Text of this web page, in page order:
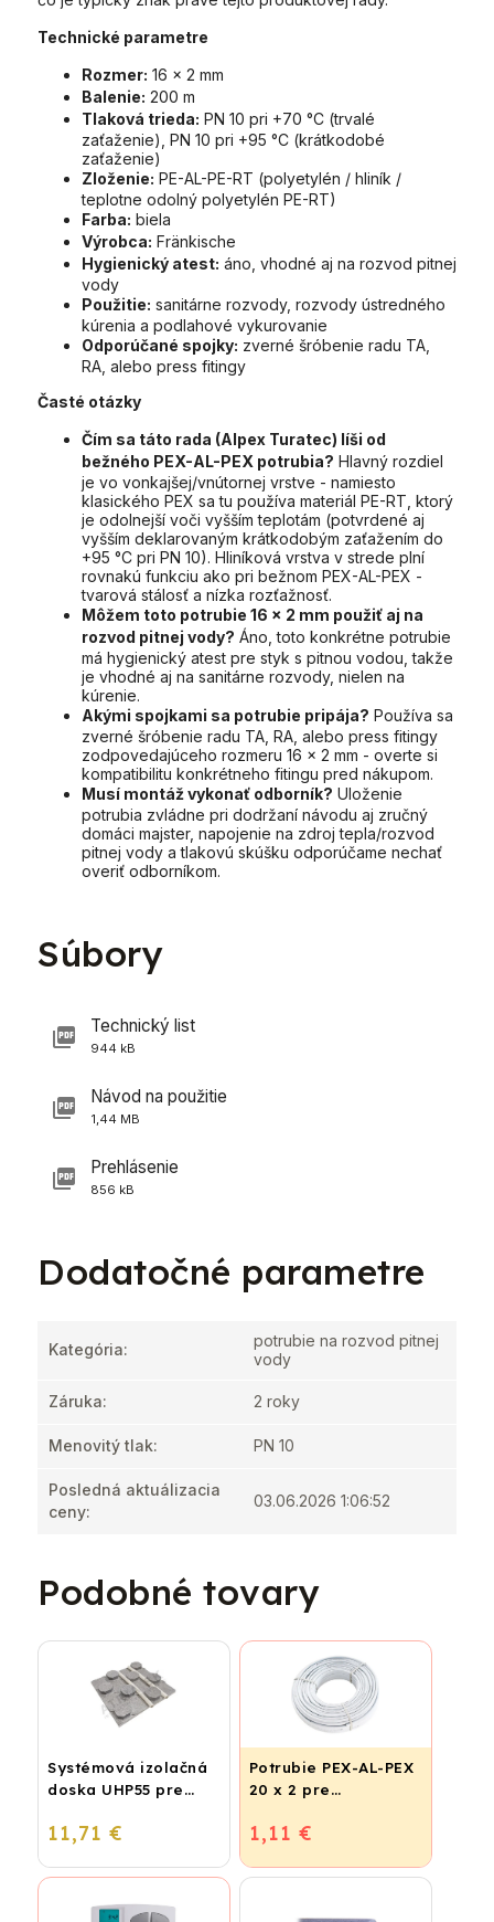
Technické parametre
Rozmer: 16 x 2 mm
Balenie: 200 m
Tlaková trieda: PN 10 pri +70 °C (trvalé
zaťaženie), PN 10 pri +95 °C (krátkodobé
zaťaženie)
Zloženie: PE-AL-PE-RT (polyetylén / hliník /
teplotne odolný polyetylén PE-RT)
Farba: biela
Výrobca: Fränkische
Hygienický atest: áno, vhodné aj na rozvod pitnej
vody
Použitie: sanitárne rozvody, rozvody ústredného
kúrenia a podlahové vykurovanie
Odporúčané spojky: zverné šróbenie radu TA,
RA, alebo press fitingy
Časté otázky
Čím sa táto rada (Alpex Turatec) líši od
bežného PEX-AL-PEX potrubia? Hlavný rozdiel
je vo vonkajšej/vnútornej vrstve - namiesto
klasického PEX sa tu používa materiál PE-RT, ktorý
je odolnejší voči vyšším teplotám (potvrdené aj
vyšším deklarovaným krátkodobým zaťažením do
+95 °C pri PN 10). Hliníková vrstva v strede plní
rovnakú funkciu ako pri bežnom PEX-AL-PEX -
tvarová stálosť a nízka rozťažnosť.
Môžem toto potrubie 16 x 2 mm použiť aj na
rozvod pitnej vody? Áno, toto konkrétne potrubie
má hygienický atest pre styk s pitnou vodou, takže
je vhodné aj na sanitárne rozvody, nielen na
kúrenie.
Akými spojkami sa potrubie pripája? Používa sa
zverné šróbenie radu TA, RA, alebo press fitingy
zodpovedajúceho rozmeru 16 x 2 mm - overte si
kompatibilitu konkrétneho fitingu pred nákupom.
Musí montáž vykonať odborník? Uloženie
potrubia zvládne pri dodržaní návodu aj zručný
domáci majster, napojenie na zdroj tepla/rozvod
pitnej vody a tlakovú skúšku odporúčame nechať
overiť odborníkom.
Súbory
Technický list
944 kB
Návod na použitie
1,44 MB
Prehlásenie
856 kB
Dodatočné parametre
Kategória:
potrubie na rozvod pitnej
vody
Záruka: 2 roky
Menovitý tlak: PN 10
Posledná aktuálizacia
ceny:
03.06.2026 1:06:52
Podobné tovary
Systémová izolačná
doska UHP55 pre
(STIROTERMAL
11,71 €
Potrubie PEX-AL-PEX
20 x 2 pre
podlahové kúrenie a
1,11 €